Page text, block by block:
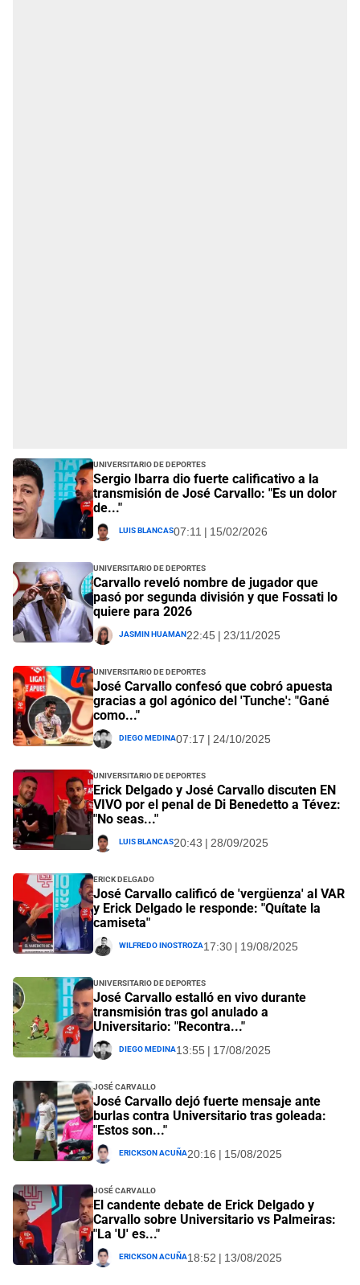
Universitario de Deportes
Sergio Ibarra dio fuerte calificativo a la
transmisión de José Carvallo: "Es un dolor
de..."
Luis Blancas07:11 | 15/02/2026
Universitario de Deportes
Carvallo reveló nombre de jugador que
pasó por segunda división y que Fossati lo
quiere para 2026
Jasmin Huaman22:45 | 23/11/2025
Universitario de Deportes
José Carvallo confesó que cobró apuesta
gracias a gol agónico del 'Tunche': "Gané
como..."
Diego Medina07:17 | 24/10/2025
Universitario de Deportes
Erick Delgado y José Carvallo discuten EN
VIVO por el penal de Di Benedetto a Tévez:
"No seas..."
Luis Blancas20:43 | 28/09/2025
Erick Delgado
José Carvallo calificó de 'vergüenza' al VAR
y Erick Delgado le responde: "Quítate la
camiseta"
Wilfredo Inostroza17:30 | 19/08/2025
Universitario de Deportes
José Carvallo estalló en vivo durante
transmisión tras gol anulado a
Universitario: "Recontra..."
Diego Medina13:55 | 17/08/2025
José Carvallo
José Carvallo dejó fuerte mensaje ante
burlas contra Universitario tras goleada:
"Estos son..."
Erickson Acuña20:16 | 15/08/2025
José Carvallo
El candente debate de Erick Delgado y
Carvallo sobre Universitario vs Palmeiras:
"La 'U' es..."
Erickson Acuña18:52 | 13/08/2025